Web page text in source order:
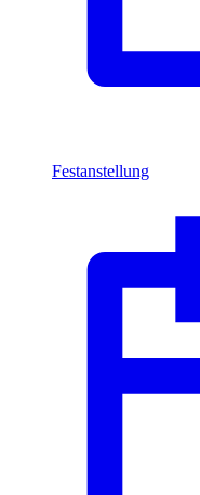
Festanstellung